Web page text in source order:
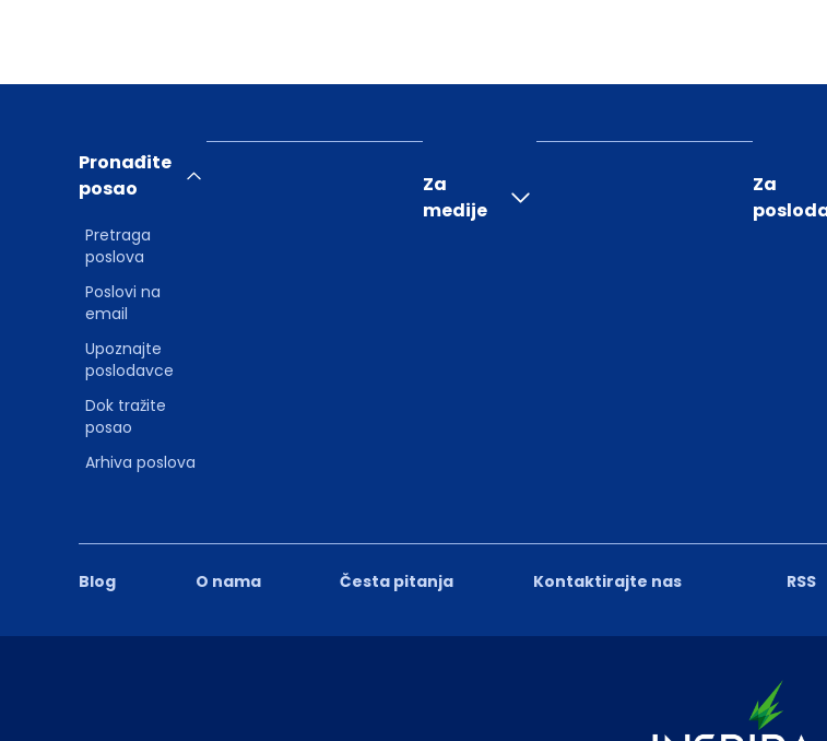
Blog O nama Česta pitanja Kontaktirajte nas RSS
Pronađite
posao
Pretraga
poslova
Poslovi na
email
Upoznajte
poslodavce
Dok tražite
posao
Arhiva poslova
Za
medije
Za